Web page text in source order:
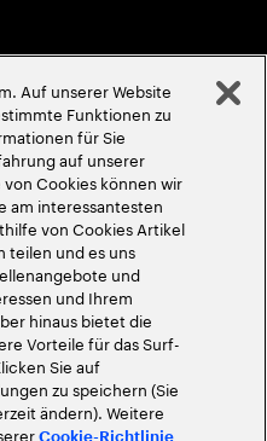
Auf unserer Website
Funktionen zu
für Sie
auf unserer
Cookies können wir
am interessantesten
von Cookies Artikel
teilen und es uns
und
und Ihrem
hinaus bietet die
Vorteile für das Surf-
Sie auf
zu speichern (Sie
ändern). Weitere
Cookie-Richtlinie